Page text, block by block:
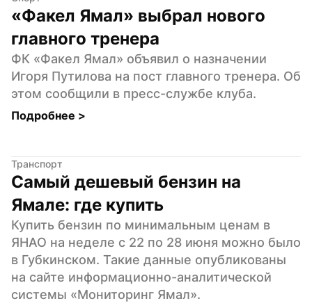
«Факел Ямал» выбрал нового
главного тренера
ФК «Факел Ямал» объявил о назначении
Игоря Путилова на пост главного тренера. Об
этом сообщили в пресс-службе клуба.
Подробнее >
Транспорт
Самый дешевый бензин на
Ямале: где купить
Купить бензин по минимальным ценам в
ЯНАО на неделе с 22 по 28 июня можно было
в Губкинском. Такие данные опубликованы
на сайте информационно-аналитической
системы «Мониторинг Ямал».